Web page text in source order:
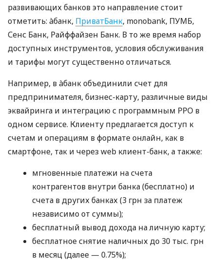
развивающих банков это направление стоит
отметить: àбанк, ПриватБанк, monobank, ПУМБ,
Сенс Банк, Райффайзен Банк. В то же время набор
доступных инструментов, условия обслуживания
и тарифы могут существенно отличаться.
Например, в àбанк объединили счет для
предпринимателя, бизнес-карту, различные виды
эквайринга и интеграцию с программным РРО в
одном сервисе. Клиенту предлагается доступ к
счетам и операциям в формате онлайн, как в
смартфоне, так и через web клиент-банк, а также:
мгновенные платежи на счета
контрагентов внутри банка (бесплатно) и
счета в других банках (3 грн за платеж
независимо от суммы);
бесплатный вывод дохода на личную карту;
бесплатное снятие наличных до 30 тыс. грн
в месяц (далее — 0.75%);